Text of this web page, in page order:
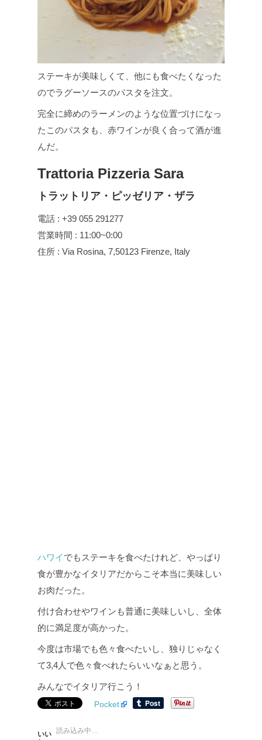
ステーキが美味しくて、他にも食べたくなった
のでラグーソースのパスタを注文。
完全に締めのラーメンのような位置づけになっ
たこのパスタも、赤ワインが良く合って酒が進
んだ。
Trattoria Pizzeria Sara
トラットリア・ピッゼリア・ザラ
電話 : +39 055 291277
営業時間 : 11:00~0:00
住所 : Via Rosina, 7,50123 Firenze, Italy
ハワイでもステーキを食べたけれど、やっぱり
食が豊かなイタリアだからこそ本当に美味しい
お肉だった。
付け合わせやワインも普通に美味しいし、全体
的に満足度が高かった。
今度は市場でも色々食べたいし、独りじゃなく
て3,4人で色々食べれたらいいなぁと思う。
みんなでイタリア行こう！
Pocket
いい 読み込み中…